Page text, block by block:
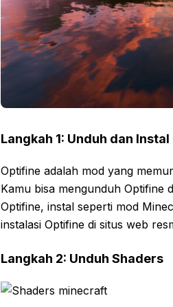
Langkah 1: Unduh dan
Optifine adalah mod yang
Kamu bisa mengunduh Optifine
Optifine, instal seperti mod
instalasi Optifine di situs web
Langkah 2: Unduh Shaders